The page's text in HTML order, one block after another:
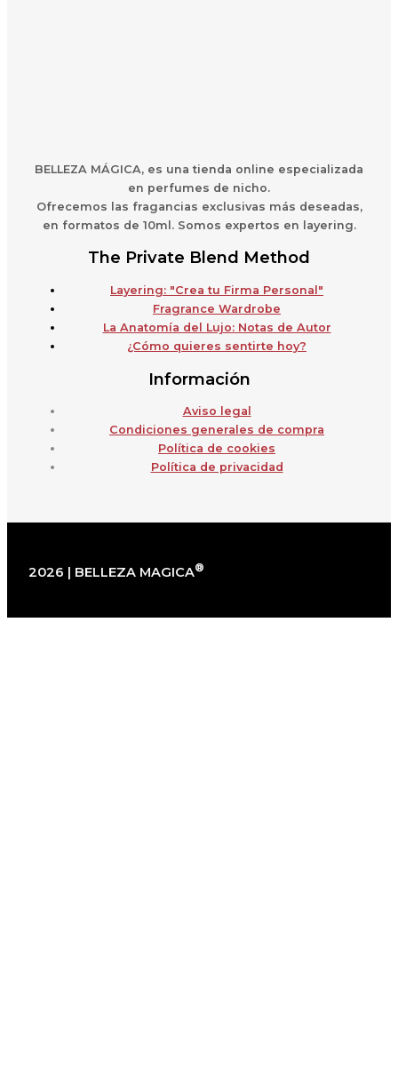
BELLEZA MÁGICA, es una tienda online especializada
en perfumes de nicho.
Ofrecemos las fragancias exclusivas más deseadas,
en formatos de 10ml. Somos expertos en layering.
The Private Blend Method
Layering: "Crea tu Firma Personal"
Fragrance Wardrobe
La Anatomía del Lujo: Notas de Autor
¿Cómo quieres sentirte hoy?
Información
Aviso legal
Condiciones generales de compra
Política de cookies
Política de privacidad
2026 | BELLEZA MAGICA®